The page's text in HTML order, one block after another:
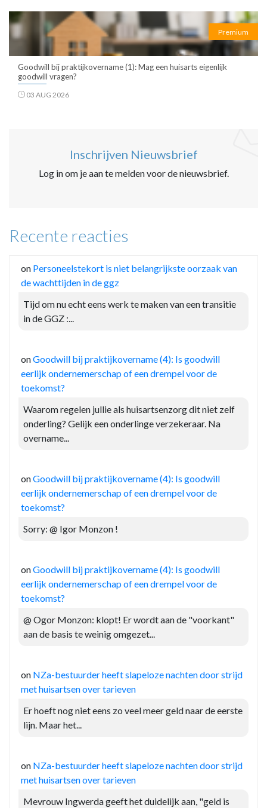
Premium
Goodwill bij praktijkovername (1): Mag een huisarts eigenlijk
goodwill vragen?
03 AUG 2026
Inschrijven Nieuwsbrief
Log in om je aan te melden voor de nieuwsbrief.
Recente reacties
on Personeelstekort is niet belangrijkste oorzaak van
de wachttijden in de ggz
Tijd om nu echt eens werk te maken van een transitie
in de GGZ :...
onGoodwill bij praktijkovername (4): Is goodwill
eerlijk ondernemerschap of een drempel voor de
toekomst?
Waarom regelen jullie als huisartsenzorg dit niet zelf
onderling? Gelijk een onderlinge verzekeraar. Na
overname...
onGoodwill bij praktijkovername (4): Is goodwill
eerlijk ondernemerschap of een drempel voor de
toekomst?
Sorry: @ Igor Monzon !
onGoodwill bij praktijkovername (4): Is goodwill
eerlijk ondernemerschap of een drempel voor de
toekomst?
@ Ogor Monzon: klopt! Er wordt aan de "voorkant"
aan de basis te weinig omgezet...
on NZa-bestuurder heeft slapeloze nachten door strijd
met huisartsen over tarieven
Er hoeft nog niet eens zo veel meer geld naar de eerste
lijn. Maar het...
on NZa-bestuurder heeft slapeloze nachten door strijd
met huisartsen over tarieven
Mevrouw Ingwerda geeft het duidelijk aan, "geld is